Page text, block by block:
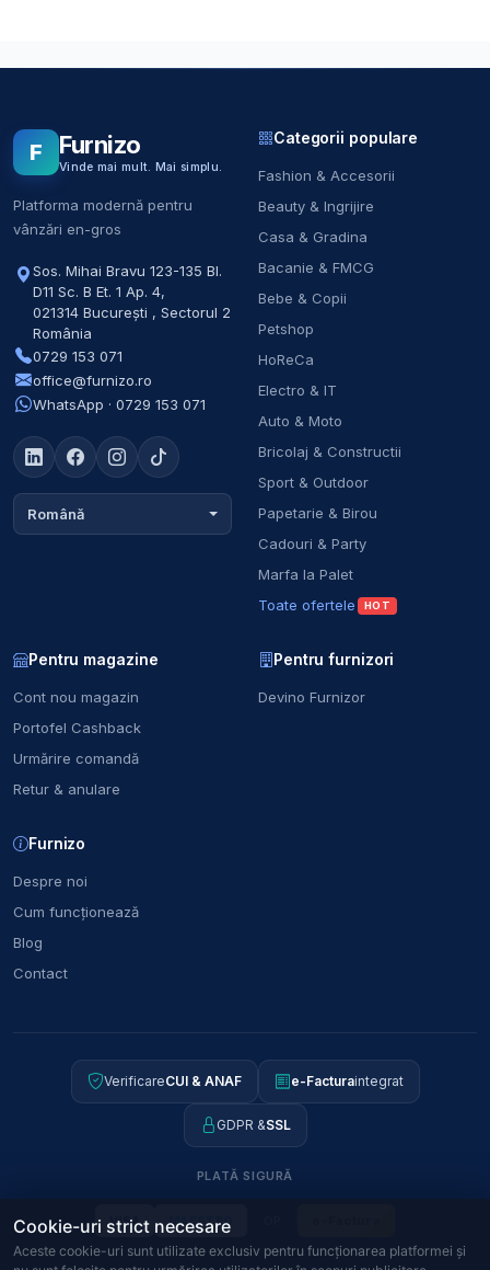
F Furnizo
Vinde mai mult. Mai simplu.
Platforma modernă pentru
vânzări en-gros
Sos. Mihai Bravu 123-135 Bl.
D11 Sc. B Et. 1 Ap. 4,
021314 București , Sectorul 2
România
0729 153 071
office@furnizo.ro
WhatsApp · 0729 153 071
Română
Categorii populare
Fashion & Accesorii
Beauty & Ingrijire
Casa & Gradina
Bacanie & FMCG
Bebe & Copii
Petshop
HoReCa
Electro & IT
Auto & Moto
Bricolaj & Constructii
Sport & Outdoor
Papetarie & Birou
Cadouri & Party
Marfa la Palet
Toate ofertele
HOT
Pentru magazine
Cont nou magazin
Portofel Cashback
Urmărire comandă
Retur & anulare
Pentru furnizori
Devino Furnizor
Furnizo
Despre noi
Cum funcționează
Blog
Contact
VerificareCUI & ANAF e-Facturaintegrat
GDPR &SSL
PLATĂ SIGURĂ
VISA MAESTRO
Cookie-uri strict necesare
Aceste cookie-uri sunt utilizate exclusiv pentru funcționarea platformei și